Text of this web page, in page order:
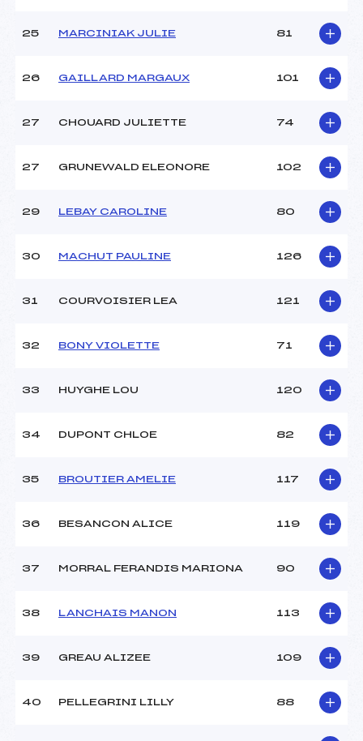
25 MARCINIAK JULIE 81
26 GAILLARD MARGAUX 101
27 CHOUARD JULIETTE 74
27 GRUNEWALD ELEONORE 102
29 LEBAY CAROLINE 80
30 MACHUT PAULINE 126
31 COURVOISIER LEA 121
32 BONY VIOLETTE 71
33 HUYGHE LOU 120
34 DUPONT CHLOE 82
35 BROUTIER AMELIE 117
36 BESANCON ALICE 119
37 MORRAL FERANDIS MARIONA 90
38 LANCHAIS MANON 113
39 GREAU ALIZEE 109
40 PELLEGRINI LILLY 88